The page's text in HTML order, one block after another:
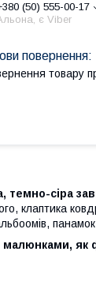
(50) 555-00-17
є Viber
товару
сіра
клаптика
як